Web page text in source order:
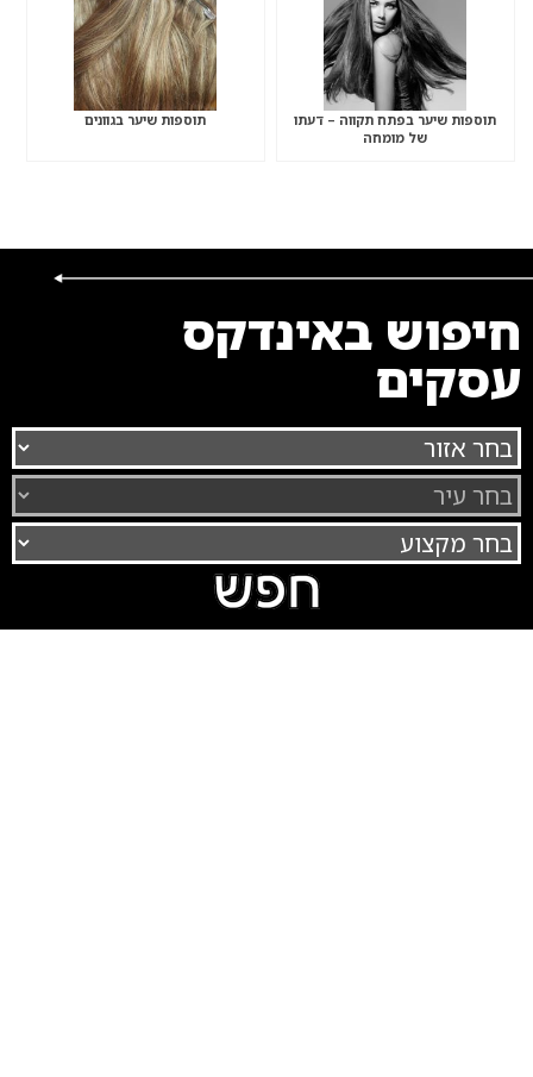
תוספות שיער בפתח תקווה – דעתו
של מומחה
תוספות שיער בגוונים
חיפוש באינדקס
עסקים